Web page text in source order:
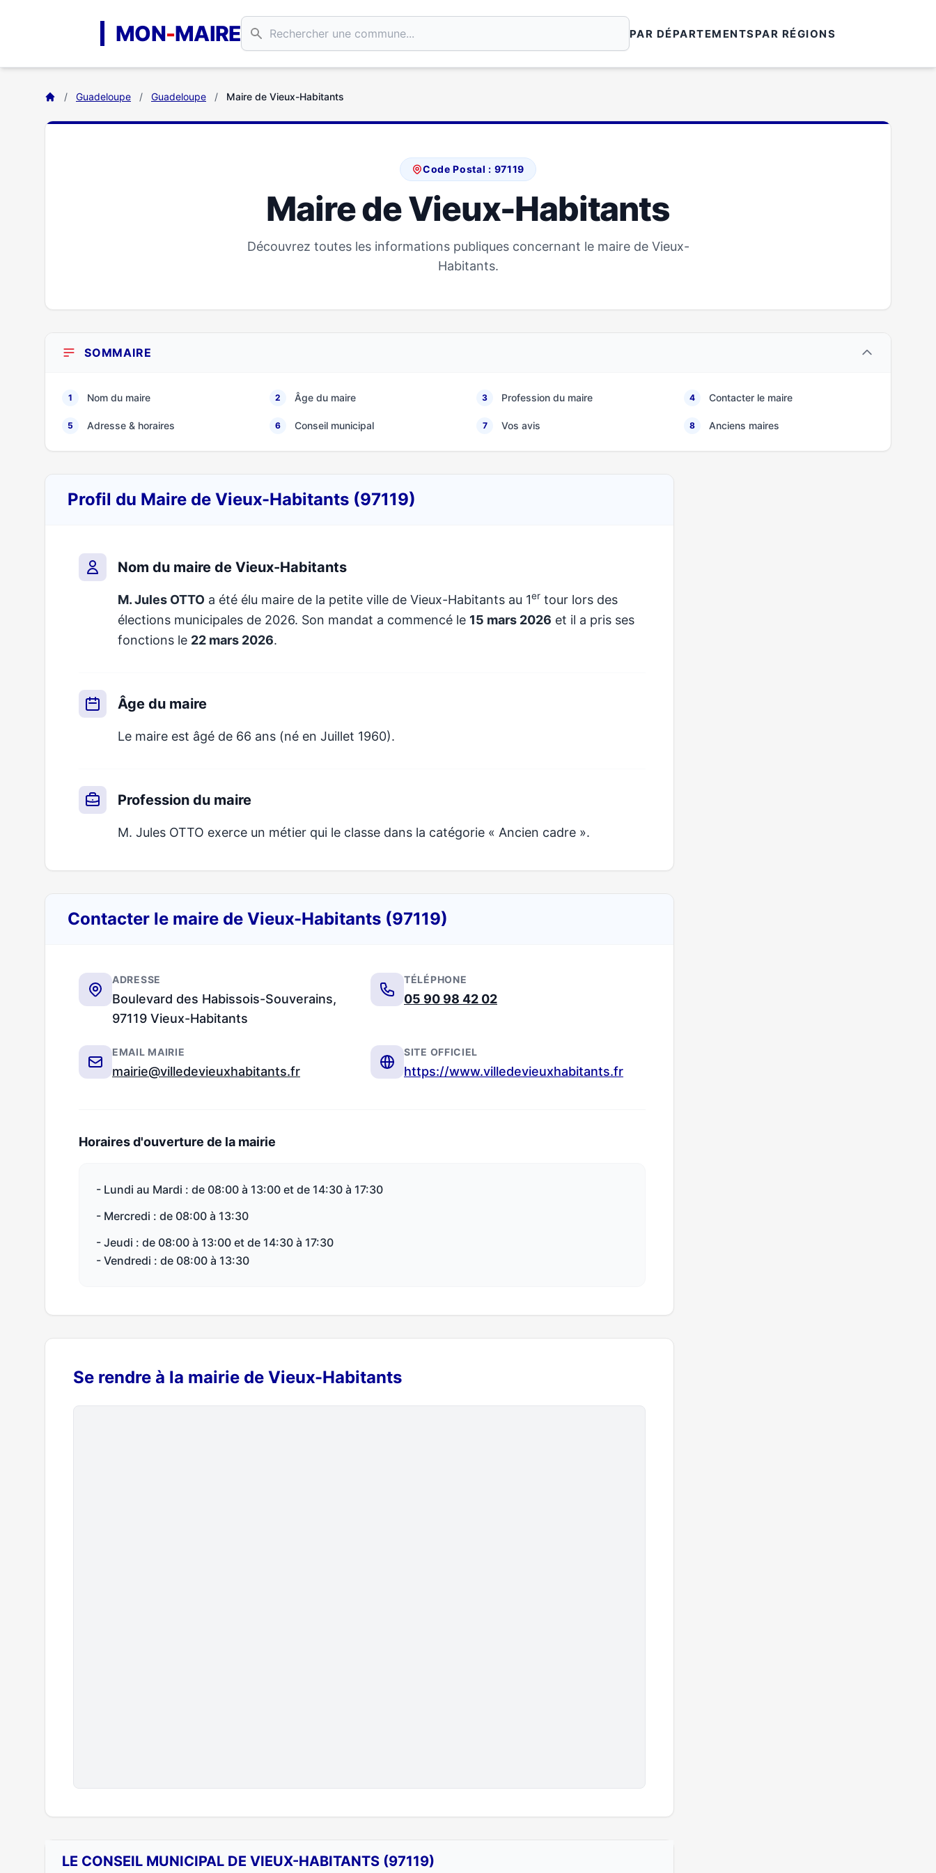
MON-MAIRE PAR DÉPARTEMENTSPAR RÉGIONS
/ Guadeloupe / Guadeloupe / Maire de Vieux-Habitants
Code Postal : 97119
Maire de Vieux-Habitants
Découvrez toutes les informations publiques concernant le maire de Vieux-
Habitants.
SOMMAIRE
1 Nom du maire 2 Âge du maire 3 Profession du maire 4 Contacter le maire
5 Adresse & horaires 6 Conseil municipal 7 Vos avis 8 Anciens maires
Profil du Maire de Vieux-Habitants (97119)
Nom du maire de Vieux-Habitants
M. Jules OTTO a été élu maire de la petite ville de Vieux-Habitants au 1er tour lors des
élections municipales de 2026. Son mandat a commencé le 15 mars 2026 et il a pris ses
fonctions le 22 mars 2026.
Âge du maire
Le maire est âgé de 66 ans (né en Juillet 1960).
Profession du maire
M. Jules OTTO exerce un métier qui le classe dans la catégorie « Ancien cadre ».
Contacter le maire de Vieux-Habitants (97119)
ADRESSE
Boulevard des Habissois-Souverains,
97119 Vieux-Habitants
TÉLÉPHONE
05 90 98 42 02
EMAIL MAIRIE
mairie@villedevieuxhabitants.fr
SITE OFFICIEL
https://www.villedevieuxhabitants.fr
Horaires d'ouverture de la mairie
- Lundi au Mardi : de 08:00 à 13:00 et de 14:30 à 17:30
- Mercredi : de 08:00 à 13:30
- Jeudi : de 08:00 à 13:00 et de 14:30 à 17:30
- Vendredi : de 08:00 à 13:30
Se rendre à la mairie de Vieux-Habitants
LE CONSEIL MUNICIPAL DE VIEUX-HABITANTS (97119)